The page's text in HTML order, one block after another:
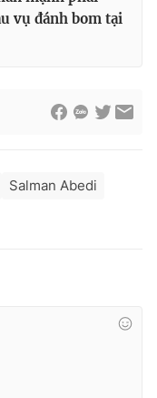
vụ đánh bom tại
Salman Abedi